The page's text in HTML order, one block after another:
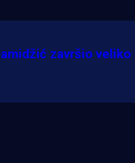
završio veliko